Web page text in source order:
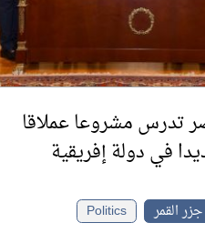
تدرس مشروعا عملاقا
في دولة إفريقية
القمر
Politics